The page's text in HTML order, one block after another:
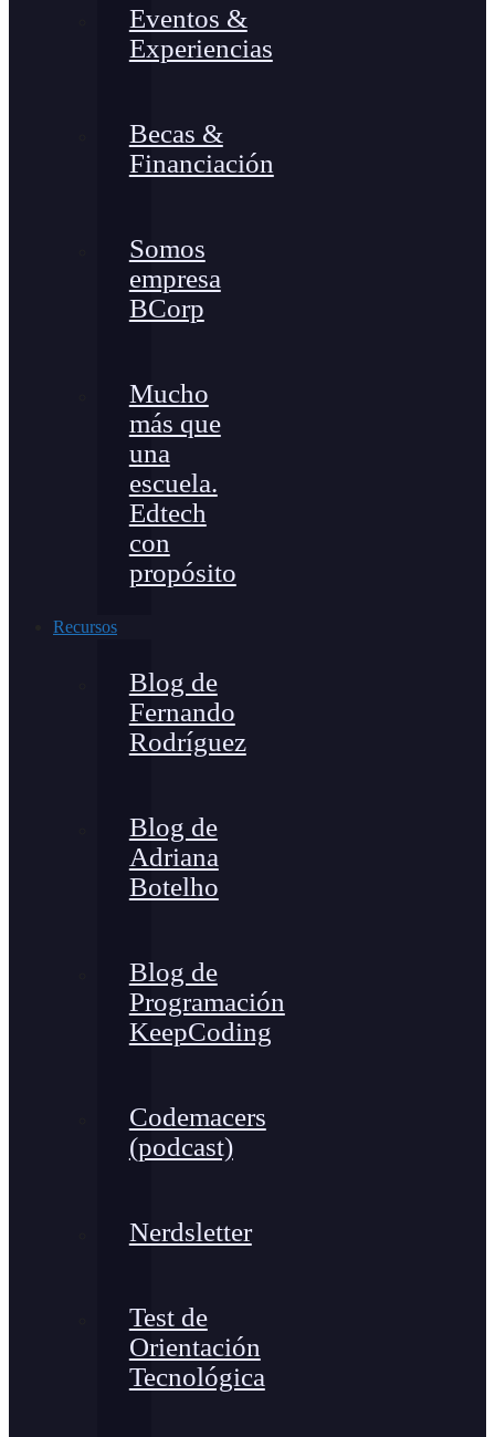
Eventos &
Experiencias
Becas &
Financiación
Somos
empresa
BCorp
Mucho
más que
una
escuela.
Edtech
con
propósito
Recursos
Blog de
Fernando
Rodríguez
Blog de
Adriana
Botelho
Blog de
Programación
KeepCoding
Codemacers
(podcast)
Nerdsletter
Test de
Orientación
Tecnológica